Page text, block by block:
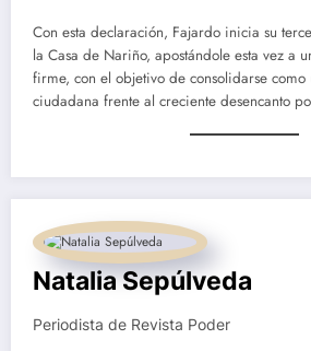
Con esta declaración, Fajardo inicia su
la Casa de Nariño, apostándole esta vez a
firme, con el objetivo de consolidarse como
ciudadana frente al creciente desencanto
Natalia Sepúlveda
Periodista de Revista Poder